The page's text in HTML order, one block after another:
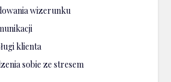
wizerunku
klienta
sobie ze stresem